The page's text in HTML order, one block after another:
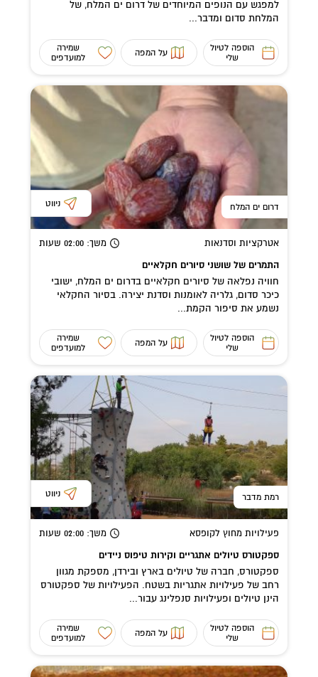
למפגש עם הנופים המיוחדים של דרום ים המלח, של
המלחת סדום ומדבר...
הוספה לטיול
שלי
על המפה
שמירה
למועדפים
דרום ים המלח ניווט
אטרקציות וסדנאות משך: 02:00 שעות
התמרים של שושני סיורים חקלאיים
חוויה נפלאה של סיורים חקלאיים בדרום ים המלח, ישובי
כיכר סדום, גלריה לאומנות וסדנת יצירה. בסיור החקלאי
נשמע את סיפור הקמת...
הוספה לטיול
שלי
על המפה
שמירה
למועדפים
רמת מדבר ניווט
פעילויות מחוץ לקופסא משך: 02:00 שעות
ספקטורס טיולים אתגריים וקירות טיפוס ניידים
ספקטורס, חברה של טיולים בארץ ובירדן, מספקת מגוון
רחב של פעילויות אתגריות בשטח. הפעילויות של ספקטורס
הינן טיולים ופעילויות סנפלינג עבור...
הוספה לטיול
שלי
על המפה
שמירה
למועדפים